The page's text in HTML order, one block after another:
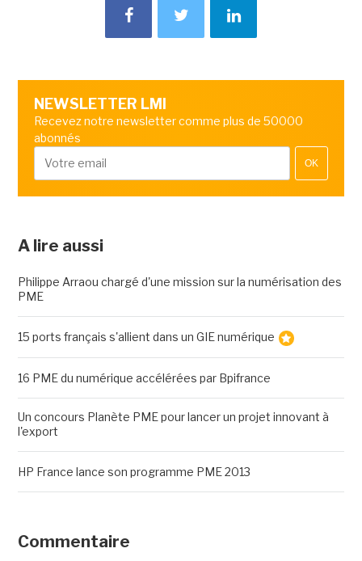
NEWSLETTER LMI
Recevez notre newsletter comme plus de 50000
abonnés
OK
A lire aussi
Philippe Arraou chargé d'une mission sur la numérisation des
PME
15 ports français s'allient dans un GIE numérique
16 PME du numérique accélérées par Bpifrance
Un concours Planète PME pour lancer un projet innovant à
l'export
HP France lance son programme PME 2013
Commentaire